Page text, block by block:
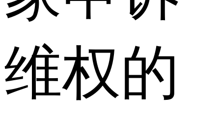
维权的